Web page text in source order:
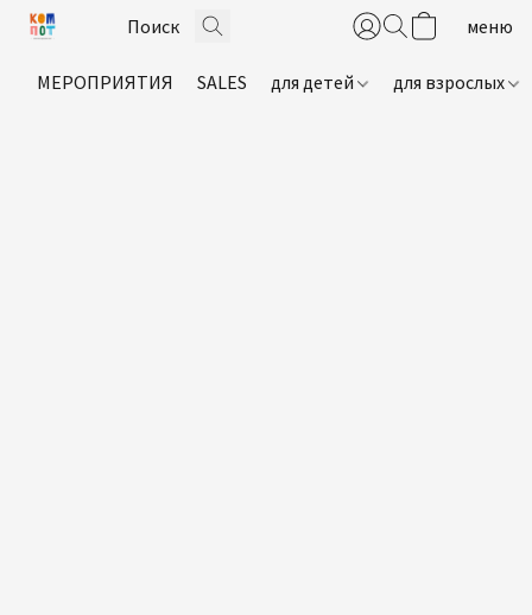
МЕРОПРИЯТИЯ SALES для детей для взрослых